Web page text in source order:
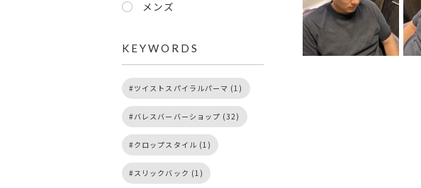
メンズ
KEYWORDS
ツイストスパイラルパーマ (1)
バレスバーバーショップ (32)
クロップスタイル (1)
スリックバック (1)